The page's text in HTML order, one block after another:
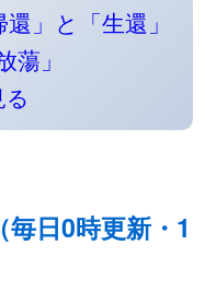
還」と「生還」
蕩」
日0時更新・1